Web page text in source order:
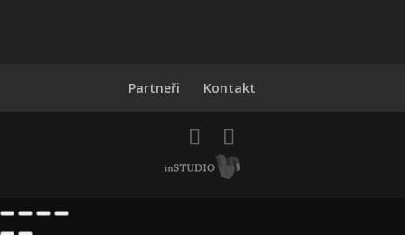
Partneři Kontakt